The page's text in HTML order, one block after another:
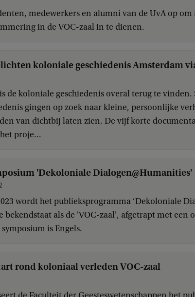
medewerkers en alumni van de UvA op
in de VOC-zaal in te dienen.
koloniale geschiedenis Amsterdam
de koloniale geschiedenis overal terug te
gingen op zoek naar kleine, persoonlijke
van dichtbij laten zien. De vijf korte
proje...
'Dekoloniale Dialogen@Humanities'
wordt het publieksprogramma ‘Dekoloniale
bekendstaat als de 'VOC-zaal', afgetrapt met een
is Engels.
rond koloniaal verleden VOC-zaal